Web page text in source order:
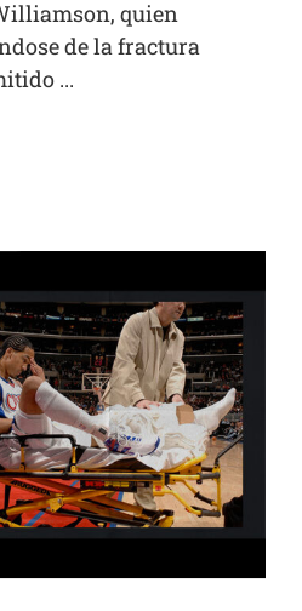
quien
de la fractura
...